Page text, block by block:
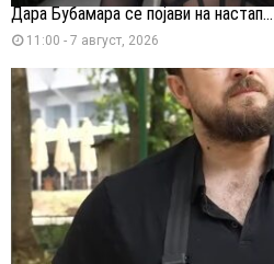
Дара Бубамара се појави на настап...
11:00 - 7 август, 2026